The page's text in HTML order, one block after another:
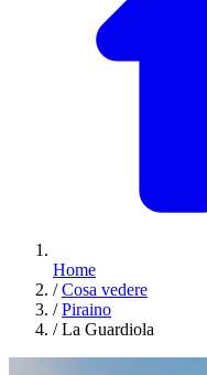
Home
/ Cosa vedere
/ Piraino
/ La Guardiola